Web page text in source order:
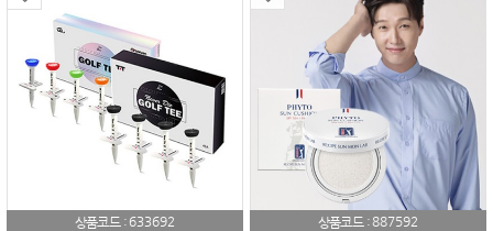
상품코드 : 633692
상품코드 :887592